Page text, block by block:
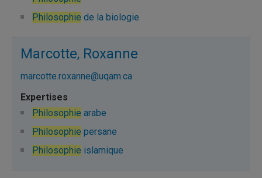
Philosophie de la biologie
Marcotte, Roxanne
marcotte.roxanne@uqam.ca
Philosophie arabe
Philosophie persane
Philosophie islamique